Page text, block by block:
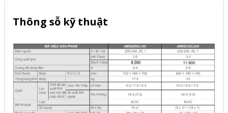
Thông sỗ kỹ thuật